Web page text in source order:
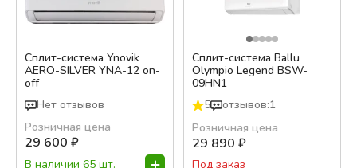
Сплит-система Ynovik
AERO-SILVER YNA-12 on-
off
Нет отзывов
Розничная цена
29 600 ₽
В наличии 65 шт.
Сплит-система Ballu
Olympio Legend BSW-
09HN1
5
отзывов:1
Розничная цена
29 890 ₽
Под заказ